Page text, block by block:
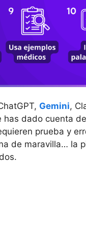
Gemini,
has dado cuenta
prueba y
de maravilla… la